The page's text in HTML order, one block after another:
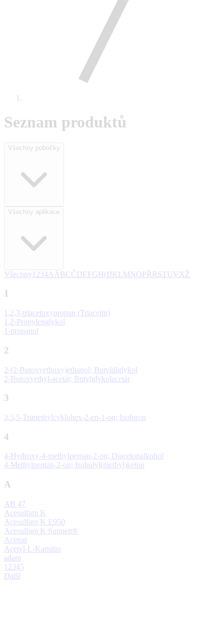
Seznam produktů
Všechny pobočky
Všechny aplikace
Všechny 1 234A ÄBCČDEFGH(I JKLMNOPŘRSTUVXŽ
1
1,2,3-triacetoxypropan (Triacetin)
1,2-Propylenglykol
1-propanol
2
2-(2-Butoxyethoxy)ethanol; Butyldiglykol
2-Butoxyethyl-acetát; Butylglykolacetát
3
3,5,5-Trimethylcyklohex-2-en-1-on; Isoforon
4
4-Hydroxy-4-methylpentan-2-on; Diacetonalkohol
4-Methylpentan-2-on; Isobutyl(methyl)keton
A
AB 47
Acesulfam K
Acesulfam K E950
Acesulfam K Sunnett®
Aceton
Acetyl-L-Karnitin
adam
1 2345
Další